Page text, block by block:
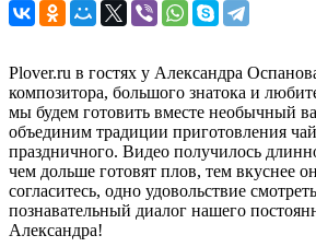
Plover.ru в гостях у Александра
композитора, большого знатока и
мы будем готовить вместе необычный
объединим традиции приготовления
праздничного. Видео получилось
чем дольше готовят плов, тем вкуснее
согласитесь, одно удовольствие
познавательный диалог нашего
Александра!